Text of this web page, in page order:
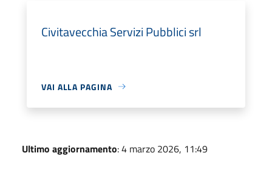
Civitavecchia Servizi Pubblici srl
VAI ALLA PAGINA
Ultimo aggiornamento: 4 marzo 2026, 11:49